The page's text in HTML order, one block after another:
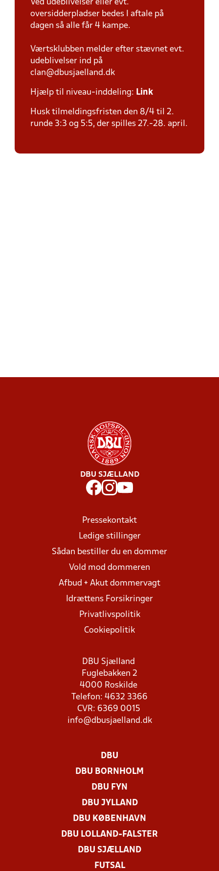
Ved udeblivelser eller evt.
oversidderpladser bedes I aftale på
dagen så alle får 4 kampe.
Værtsklubben melder efter stævnet evt.
udeblivelser ind på
clan@dbusjaelland.dk
Hjælp til niveau-inddeling: Link
Husk tilmeldingsfristen den 8/4 til 2.
runde 3:3 og 5:5, der spilles 27.-28. april.
DBU SJÆLLAND
Pressekontakt
Ledige stillinger
Sådan bestiller du en dommer
Vold mod dommeren
Afbud + Akut dommervagt
Idrættens Forsikringer
Privatlivspolitik
Cookiepolitik
DBU Sjælland
Fuglebakken 2
4000 Roskilde
Telefon: 4632 3366
CVR: 6369 0015
info@dbusjaelland.dk
DBU
DBU BORNHOLM
DBU FYN
DBU JYLLAND
DBU KØBENHAVN
DBU LOLLAND-FALSTER
DBU SJÆLLAND
FUTSAL